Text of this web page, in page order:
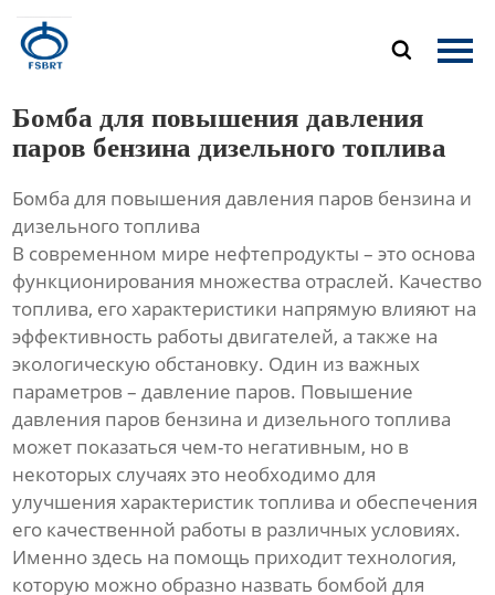

Главная
Новости
Контакты
Бомба для повышения давления
паров бензина дизельного топлива
Бомба для повышения давления паров бензина и
дизельного топлива
В современном мире нефтепродукты – это основа
функционирования множества отраслей. Качество
топлива, его характеристики напрямую влияют на
эффективность работы двигателей, а также на
экологическую обстановку. Один из важных
параметров – давление паров. Повышение
давления паров бензина и дизельного топлива
может показаться чем-то негативным, но в
некоторых случаях это необходимо для
улучшения характеристик топлива и обеспечения
его качественной работы в различных условиях.
Именно здесь на помощь приходит технология,
которую можно образно назвать бомбой для